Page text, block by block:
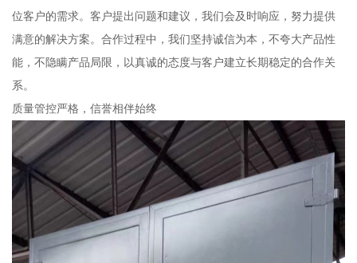
位客户的需求。客户提出问题和建议，我们会及时响应，努力提供
满意的解决方案。合作过程中，我们坚持诚信为本，不夸大产品性
能，不隐瞒产品局限，以真诚的态度与客户建立长期稳定的合作关
系。
质量管控严格，信誉相伴始终